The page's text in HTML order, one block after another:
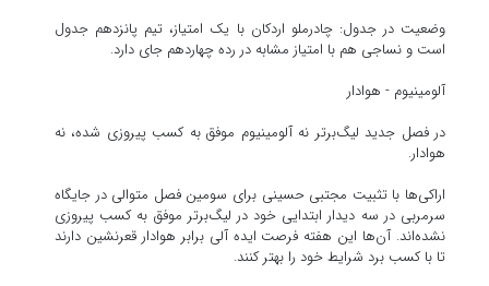
وضعیت در جدول: چادرملو اردکان با یک امتیاز، تیم پانزدهم جدول
است و نساجی هم با امتیاز مشابه در رده چهاردهم جای دارد.
آلومینیوم - هوادار
در فصل جدید لیگ‌برتر نه آلومینیوم موفق به کسب پیروزی شده، نه
هوادار.
اراکی‌ها با تثبیت مجتبی حسینی برای سومین فصل متوالی در جایگاه
سرمربی در سه دیدار ابتدایی خود در لیگ‌برتر موفق به کسب پیروزی
نشده‌اند. آن‌ها این هفته فرصت ایده آلی برابر هوادار قعرنشین دارند
تا با کسب برد شرایط خود را بهتر کنند.